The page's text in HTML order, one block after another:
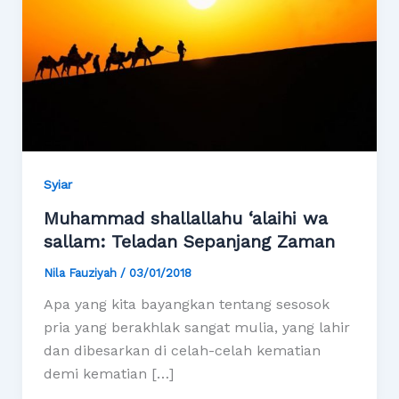
Syiar
Muhammad shallallahu ‘alaihi wa
sallam: Teladan Sepanjang Zaman
Nila Fauziyah / 03/01/2018
Apa yang kita bayangkan tentang sesosok
pria yang berakhlak sangat mulia, yang lahir
dan dibesarkan di celah-celah kematian
demi kematian […]